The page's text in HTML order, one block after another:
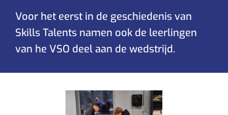
Voor het eerst in de geschiedenis van
Skills Talents namen ook de leerlingen
van he VSO deel aan de wedstrijd.